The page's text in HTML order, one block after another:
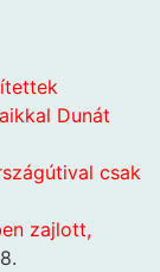
Dunát
csak
zajlott,